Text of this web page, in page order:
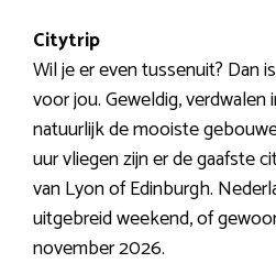
Citytrip
Wil je er even tussenuit? Dan
voor jou. Geweldig, verdwalen
natuurlijk de mooiste
uur vliegen zijn er de gaafste
van Lyon of Edinburgh.
uitgebreid weekend, of
november 2026.